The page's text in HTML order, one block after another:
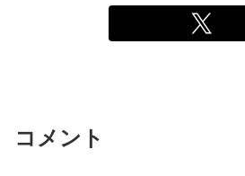
コメント